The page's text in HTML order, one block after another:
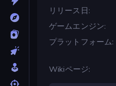
リリース日
ゲームエンジン
プラットフォーム
Wikiページ